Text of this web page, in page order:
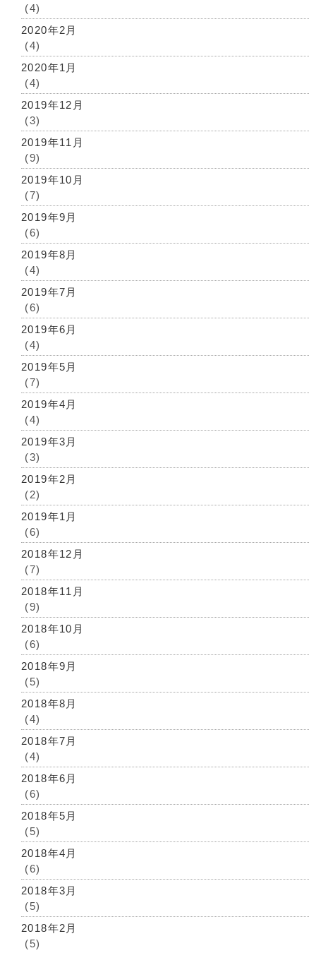
(4)
2020年2月
(4)
2020年1月
(4)
2019年12月
(3)
2019年11月
(9)
2019年10月
(7)
2019年9月
(6)
2019年8月
(4)
2019年7月
(6)
2019年6月
(4)
2019年5月
(7)
2019年4月
(4)
2019年3月
(3)
2019年2月
(2)
2019年1月
(6)
2018年12月
(7)
2018年11月
(9)
2018年10月
(6)
2018年9月
(5)
2018年8月
(4)
2018年7月
(4)
2018年6月
(6)
2018年5月
(5)
2018年4月
(6)
2018年3月
(5)
2018年2月
(5)